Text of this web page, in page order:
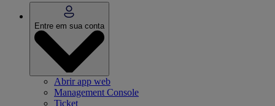
Entre em sua conta
Abrir app web
Management Console
Ticket